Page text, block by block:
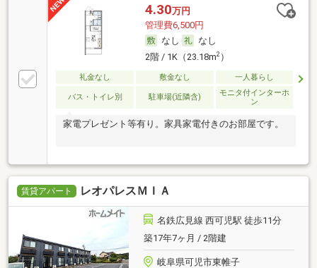
4.30万円
管理費6,500円
なし
なし
2階 / 1K（23.18m2）
礼金なし 敷金なし 一人暮らし
バス・トイレ別 駐車場(近隣含)
モニタ付インターホ
ン
家電プレゼント等有り。家具家電付きのお部屋です。
賃貸アパート レオパレスＭＩＡ
名鉄広見線 西可児駅 徒歩11分
築17年7ヶ月 / 2階建
岐阜県可児市東帷子